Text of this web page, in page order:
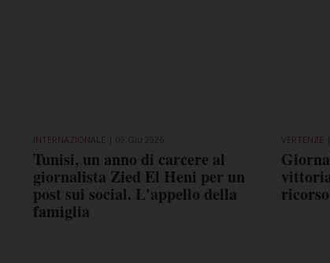
INTERNAZIONALE
Tunisi, un anno di carcere al
giornalista Zied El Heni per un
post sui social. L'appello della
famiglia
VERTENZE